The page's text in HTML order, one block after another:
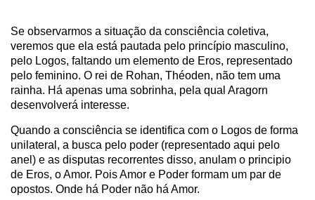
Se observarmos a situação da consciência coletiva,
veremos que ela está pautada pelo princípio masculino,
pelo Logos, faltando um elemento de Eros, representado
pelo feminino. O rei de Rohan, Théoden, não tem uma
rainha. Há apenas uma sobrinha, pela qual Aragorn
desenvolverá interesse.
Quando a consciência se identifica com o Logos de forma
unilateral, a busca pelo poder (representado aqui pelo
anel) e as disputas recorrentes disso, anulam o principio
de Eros, o Amor. Pois Amor e Poder formam um par de
opostos. Onde há Poder não há Amor.